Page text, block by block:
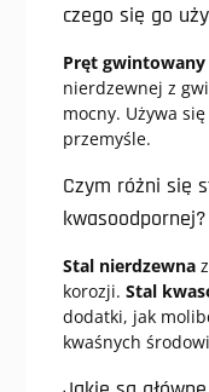
czego się go
Pręt
nierdzewnej z
mocny. Używa
przemyśle.
Czym różni się
kwasoodpornej?
Stal nierdzewna
korozji. Stal
dodatki, jak
kwaśnych